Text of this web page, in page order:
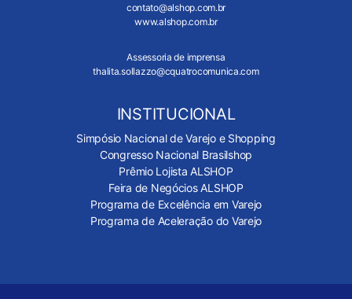
contato@alshop.com.br
www.alshop.com.br
Assessoria de imprensa
thalita.sollazzo@cquatrocomunica.com
INSTITUCIONAL
Simpósio Nacional de Varejo e Shopping
Congresso Nacional Brasilshop
Prêmio Lojista ALSHOP
Feira de Negócios ALSHOP
Programa de Excelência em Varejo
Programa de Aceleração do Varejo